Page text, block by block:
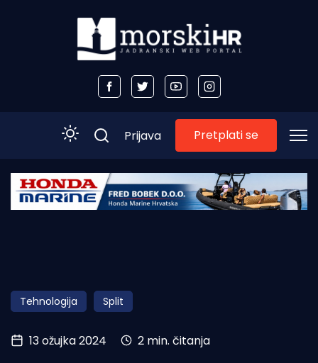
Početna
Obala
Otoci
Turizam i nautika
Prijava Pretplati se
Tehnologija Split
13 ožujka 2024 2 min. čitanja